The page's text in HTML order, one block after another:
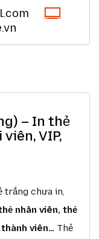
– In thẻ
VIP,
trắng chưa in,
nhân viên, thẻ
thành viên… Thẻ